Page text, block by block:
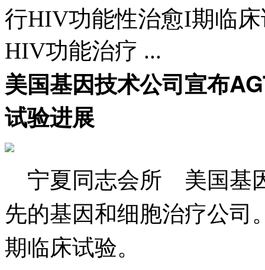
行HIV功能性治愈I期临
HIV功能治疗 ...
美国基因技术公司宣布
试验进展
宁夏同志会所 美国基
先的基因和细胞治疗公
期临床试验。